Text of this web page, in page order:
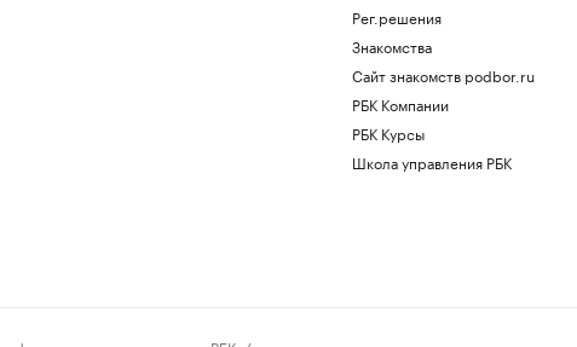
Рег.решения
Знакомства
Сайт знакомств podbor.ru
РБК Компании
РБК Курсы
Школа управления РБК